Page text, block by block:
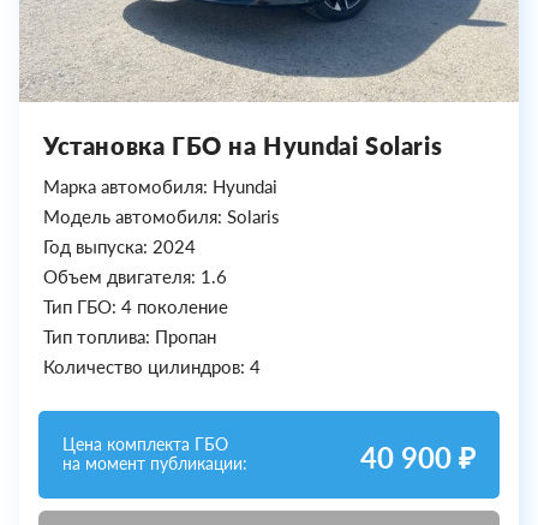
Установка ГБО на Hyundai Solaris
Марка автомобиля: Hyundai
Модель автомобиля: Solaris
Год выпуска: 2024
Объем двигателя: 1.6
Тип ГБО: 4 поколение
Тип топлива: Пропан
Количество цилиндров: 4
Цена комплекта ГБО
на момент публикации:
40 900 ₽